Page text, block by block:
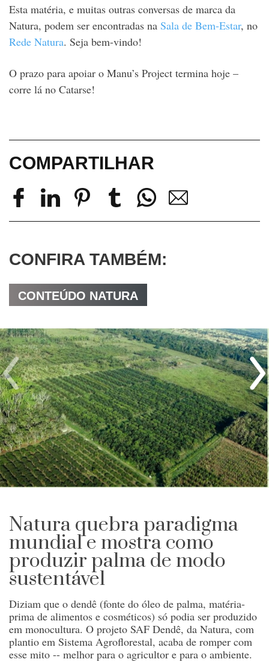
Esta matéria, e muitas outras conversas de marca da
Natura, podem ser encontradas na Sala de Bem-Estar, no
Rede Natura. Seja bem-vindo!
O prazo para apoiar o Manu’s Project termina hoje –
corre lá no Catarse!
COMPARTILHAR
CONFIRA TAMBÉM:
CONTEÚDO NATURA
Natura quebra paradigma
mundial e mostra como
produzir palma de modo
sustentável
Diziam que o dendê (fonte do óleo de palma, matéria-
prima de alimentos e cosméticos) só podia ser produzido
em monocultura. O projeto SAF Dendê, da Natura, com
plantio em Sistema Agroflorestal, acaba de romper com
esse mito -- melhor para o agricultor e para o ambiente.